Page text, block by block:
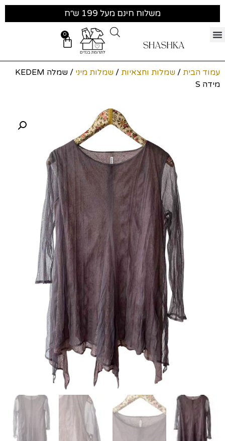
משלוח חינם מעל 199 ש״ח
0
עמוד הבית / שמלות וחצאיות / שמלות מיני
/ שמלה KEDEM
מידה S